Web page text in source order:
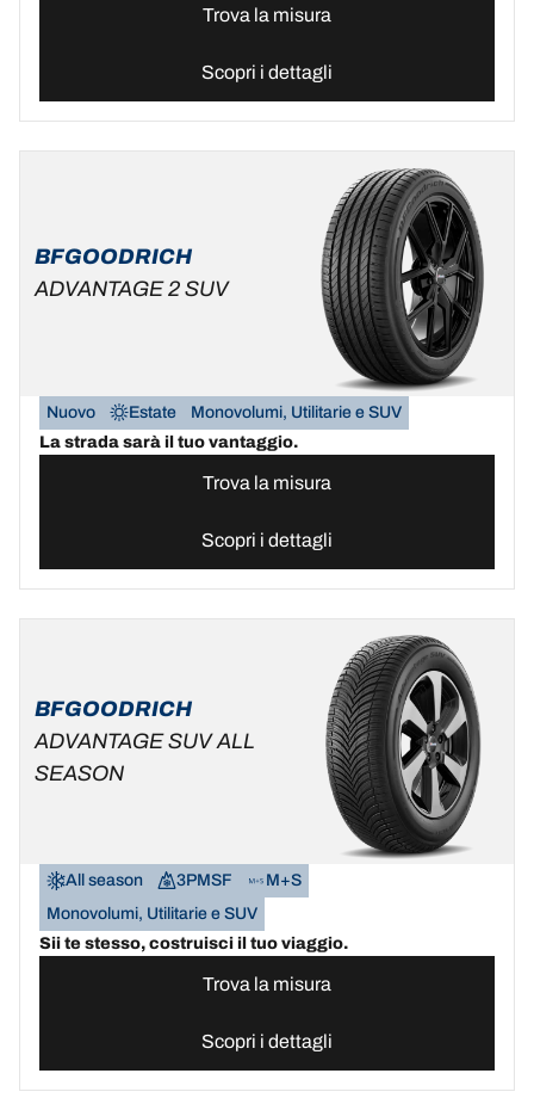
Trova la misura
Scopri i dettagli
BFGOODRICH
ADVANTAGE 2 SUV
Nuovo Estate
Monovolumi, Utilitarie e SUV
La strada sarà il tuo vantaggio.
Trova la misura
Scopri i dettagli
BFGOODRICH
ADVANTAGE SUV ALL
SEASON
All season 3PMSF
M+S
Monovolumi, Utilitarie e SUV
Sii te stesso, costruisci il tuo viaggio.
Trova la misura
Scopri i dettagli